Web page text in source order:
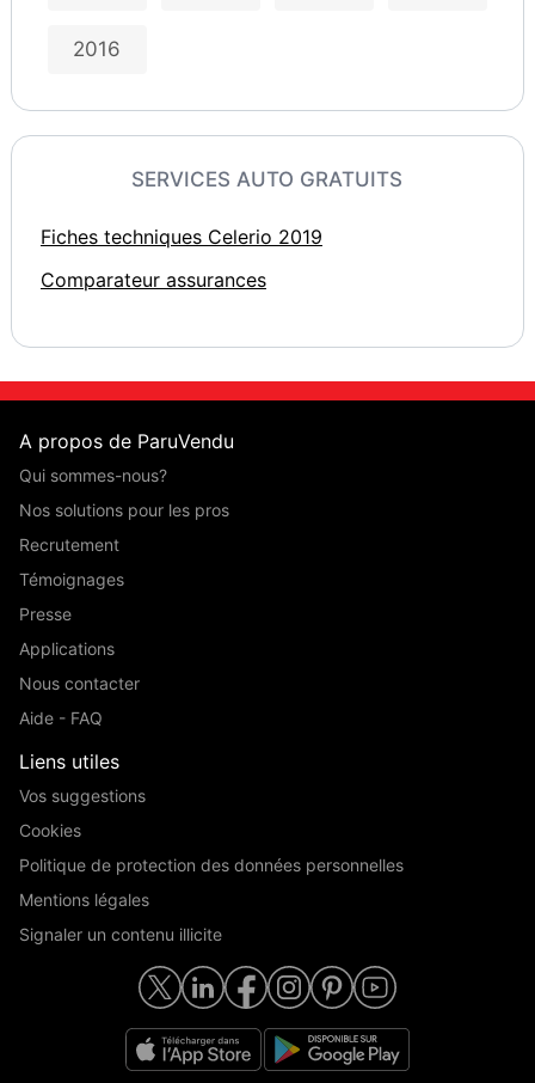
2016
SERVICES AUTO GRATUITS
Fiches techniques Celerio 2019
Comparateur assurances
A propos de ParuVendu
Qui sommes-nous?
Nos solutions pour les pros
Recrutement
Témoignages
Presse
Applications
Nous contacter
Aide - FAQ
Liens utiles
Vos suggestions
Cookies
Politique de protection des données personnelles
Mentions légales
Signaler un contenu illicite